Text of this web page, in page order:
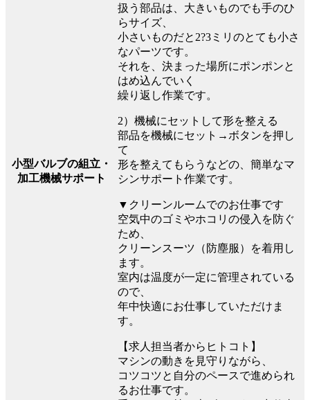
小型バルブの組立・
加工機械サポート
扱う部品は、大きいものでも手のひ
らサイズ、
小さいものだと2?3ミリのとても小さ
なパーツです。
それを、決まった場所にポンポンと
はめ込んでいく
繰り返し作業です。
2）機械にセットして形を整える
部品を機械にセット→ボタンを押し
て
形を整えてもらうなどの、簡単なマ
シンサポート作業です。
▼クリーンルームでのお仕事です
空気中のゴミやホコリの侵入を防ぐ
ため、
クリーンスーツ（防塵服）を着用し
ます。
室内は温度が一定に管理されている
ので、
年中快適にお仕事していただけま
す。
【求人担当者からヒトコト】
マシンの動きを見守りながら、
コツコツと自分のペースで進められ
るお仕事です。